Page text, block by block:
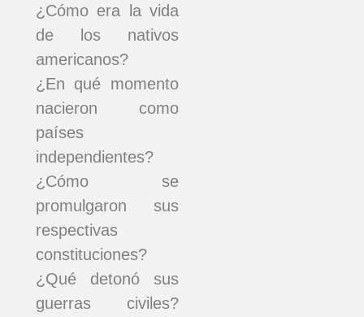
¿Cómo era la vida
de los nativos
americanos?
¿En qué momento
nacieron como
países
independientes?
¿Cómo se
promulgaron sus
respectivas
constituciones?
¿Qué detonó sus
guerras civiles?